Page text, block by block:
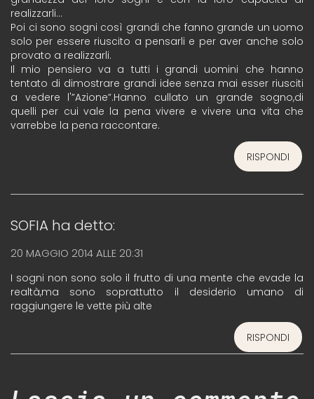
realizzarli…
Poi ci sono sogni così grandi che fanno grande un uomo
solo per essere riuscito a pensarli e per aver anche solo
provato a realizzarli.
Il mio pensiero va a tutti i grandi uomini che hanno
tentato di dimostrare grandi idee senza mai esser riusciti
a vedere l'”Azione”.Hanno cullato un grande sogno,di
quelli per cui vale la pena vivere e vivere una vita che
varrebbe la pena raccontare.
RISPONDI
SOFIA ha detto:
20 MAGGIO 2014 ALLE 20:31
I sogni non sono solo il frutto di una mente che evade la
realtà,ma sono soprattutto il desiderio umano di
raggiungere le vette più alte
RISPONDI